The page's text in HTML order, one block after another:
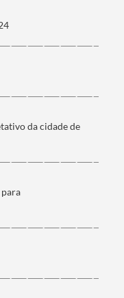
da cidade de